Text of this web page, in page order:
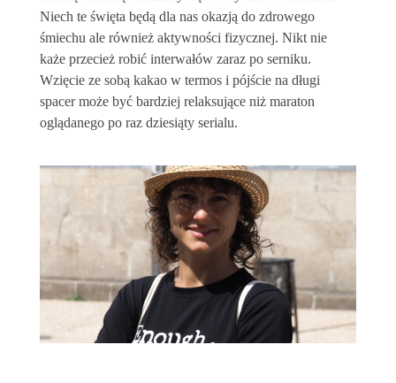
Niech te święta będą dla nas okazją do zdrowego
śmiechu ale również aktywności fizycznej. Nikt nie
każe przecież robić interwałów zaraz po serniku.
Wzięcie ze sobą kakao w termos i pójście na długi
spacer może być bardziej relaksujące niż maraton
oglądanego po raz dziesiąty serialu.